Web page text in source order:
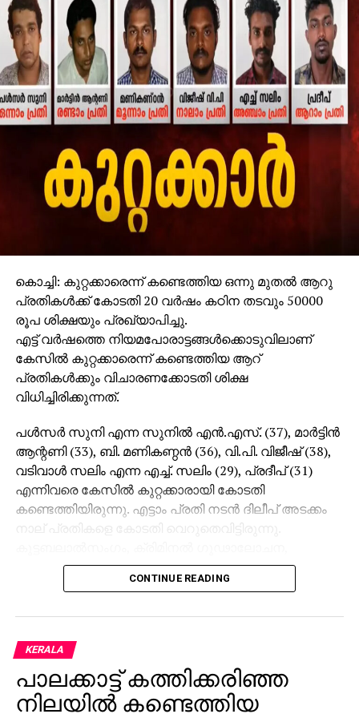
കൊച്ചി: കുറ്റക്കാരെന്ന് കണ്ടെത്തിയ ഒന്നു മുതല്‍ ആറു
പ്രതികള്‍ക്ക് കോടതി 20 വര്‍ഷം കഠിന തടവും 50000
രൂപ ശിക്ഷയും പ്രഖ്യാപിച്ചു.
എട്ട് വര്‍ഷത്തെ നിയമപോരാട്ടങ്ങള്‍ക്കൊടുവിലാണ്
കേസില്‍ കുറ്റക്കാരെന്ന് കണ്ടെത്തിയ ആറ്
പ്രതികള്‍ക്കും വിചാരണക്കോടതി ശിക്ഷ
വിധിച്ചിരിക്കുന്നത്.
പള്‍സര്‍ സുനി എന്ന സുനില്‍ എന്‍.എസ്. (37), മാര്‍ട്ടിന്‍
ആന്റണി (33), ബി. മണികണ്ഠന്‍ (36), വി.പി. വിജീഷ് (38),
വടിവാള്‍ സലിം എന്ന എച്ച്. സലിം (29), പ്രദീപ് (31)
എന്നിവരെ കേസില്‍ കുറ്റക്കാരായി കോടതി
കണ്ടെത്തിയിരുന്നു. എട്ടാം പ്രതി നടന്‍ ദിലീപ് അടക്കം
നാല് പ്രതികളെ കോടതി വെറുതെവിട്ടിരുന്നു.
അന്യായ തടവില്‍ വയ്ക്കല്‍, സ്ത്രീത്വത്തെ
അപമാനിക്കല്‍, നഗ്‌നയാകാന്‍ നിര്‍ബന്ധിക്കല്‍
കോടതിയോട് പറഞ്ഞിരുന്നു.
വീട്ടില്‍ അമ്മ മാത്രമേയുള്ളു എന്നായിരുന്നു പള്‍സര്‍
സുനി പറഞ്ഞത്. കേസില്‍ താന്‍ കുറ്റമൊന്നും
CONTINUE READING
KERALA
പാലക്കാട്ട് കത്തിക്കരിഞ്ഞ
നിലയില്‍ കണ്ടെത്തിയ